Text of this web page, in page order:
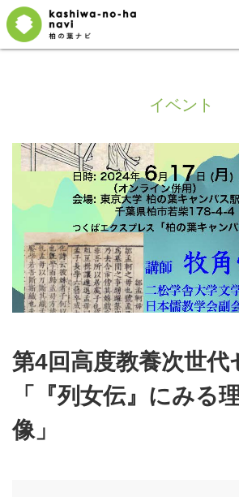
イベント
第4回高度教養次世代
「『列女伝』にみる
像」